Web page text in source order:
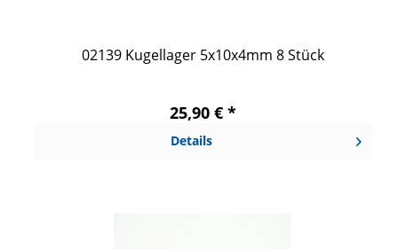
02139 Kugellager 5x10x4mm 8 Stück
25,90 € *
Details